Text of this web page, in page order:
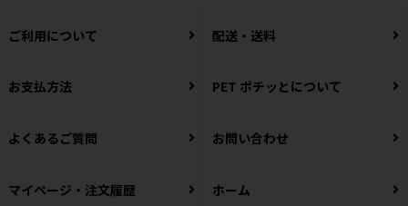
ご利用について 配送・送料
お支払方法 PET ポチッとについて
よくあるご質問 お問い合わせ
マイページ・注文履歴 ホーム